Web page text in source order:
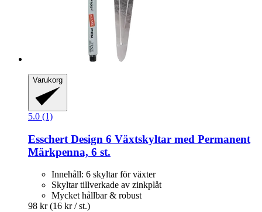
Varukorg
5.0 (1)
Esschert Design 6 Växtskyltar med Permanent
Märkpenna, 6 st.
Innehåll: 6 skyltar för växter
Skyltar tillverkade av zinkplåt
Mycket hållbar & robust
98 kr (16 kr / st.)